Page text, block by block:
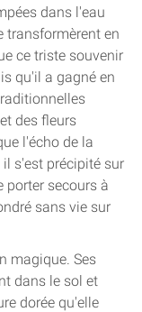
dans l'eau
transformèrent en
ce triste souvenir
qu'il a gagné en
des fleurs
l'écho de la
s'est précipité sur
porter secours à
sans vie sur
magique. Ses
dans le sol et
dorée qu'elle